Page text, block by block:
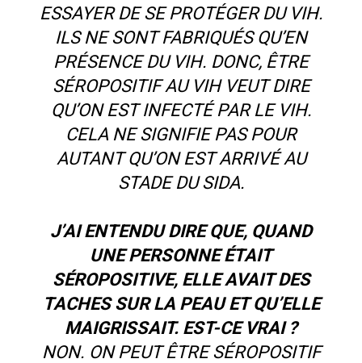
ESSAYER DE SE PROTÉGER DU VIH.
ILS NE SONT FABRIQUÉS QU’EN
PRÉSENCE DU VIH. DONC, ÊTRE
SÉROPOSITIF AU VIH VEUT DIRE
QU’ON EST INFECTÉ PAR LE VIH.
CELA NE SIGNIFIE PAS POUR
AUTANT QU’ON EST ARRIVÉ AU
STADE DU SIDA.
J’AI ENTENDU DIRE QUE, QUAND
UNE PERSONNE ÉTAIT
SÉROPOSITIVE, ELLE AVAIT DES
TACHES SUR LA PEAU ET QU’ELLE
MAIGRISSAIT. EST-CE VRAI ?
NON. ON PEUT ÊTRE SÉROPOSITIF